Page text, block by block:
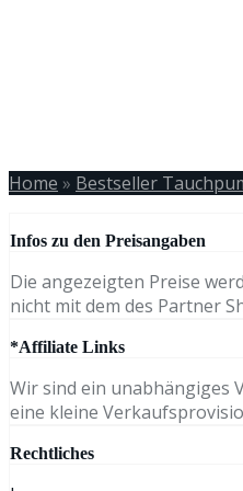
Home » Bestseller
Infos zu den Preisangaben
Die angezeigten Preise
nicht mit dem des Partner
*Affiliate Links
Wir sind ein unabhängiges
eine kleine
Rechtliches